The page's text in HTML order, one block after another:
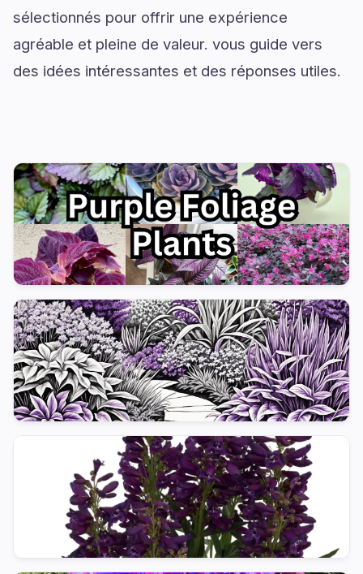
sélectionnés pour offrir une expérience
agréable et pleine de valeur. vous guide vers
des idées intéressantes et des réponses utiles.